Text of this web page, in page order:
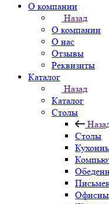
О компании
Назад
О компании
О нас
Отзывы
Реквизиты
Каталог
Назад
Каталог
Столы
Столы